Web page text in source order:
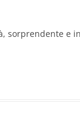
sorprendente e